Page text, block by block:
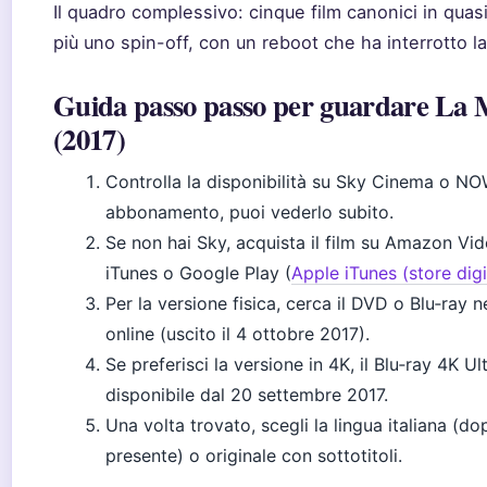
Il quadro complessivo: cinque film canonici in
più uno spin-off, con un reboot che ha interrotto
Guida passo passo per guardare La
(2017)
Controlla la disponibilità su Sky Cinema o
abbonamento, puoi vederlo subito.
Se non hai Sky, acquista il film su Amazon
iTunes o Google Play (Apple iTunes (store
Per la versione fisica, cerca il DVD o Blu‑ray
online (uscito il 4 ottobre 2017).
Se preferisci la versione in 4K, il Blu‑ray 4K
disponibile dal 20 settembre 2017.
Una volta trovato, scegli la lingua italiana
presente) o originale con sottotitoli.